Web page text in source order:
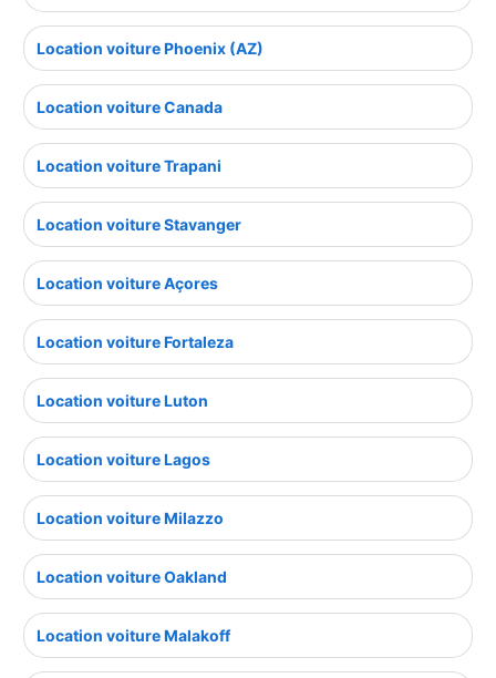
Location voiture Phoenix (AZ)
Location voiture Canada
Location voiture Trapani
Location voiture Stavanger
Location voiture Açores
Location voiture Fortaleza
Location voiture Luton
Location voiture Lagos
Location voiture Milazzo
Location voiture Oakland
Location voiture Malakoff